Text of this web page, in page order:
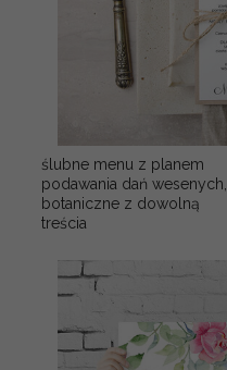
ślubne menu z planem
podawania dań wesenych,
botaniczne z dowolną
treścia